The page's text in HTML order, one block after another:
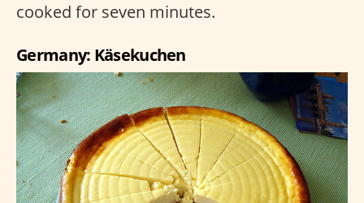
cooked for seven minutes.
Germany: Käsekuchen